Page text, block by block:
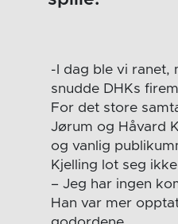
-I dag ble vi ranet,
snudde DHKs
For det store
Jørum og Håvard
og vanlig
Kjelling lot seg
– Jeg har ingen
Han var mer